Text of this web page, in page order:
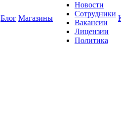
Блог Магазины
Новости
Сотрудники
Вакансии
Лицензии
Политика